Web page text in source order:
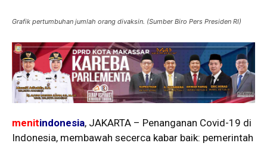
Grafik pertumbuhan jumlah orang divaksin. (Sumber Biro Pers Presiden RI)
menitindonesia, JAKARTA – Penanganan Covid-19 di
Indonesia, membawah secerca kabar baik: pemerintah